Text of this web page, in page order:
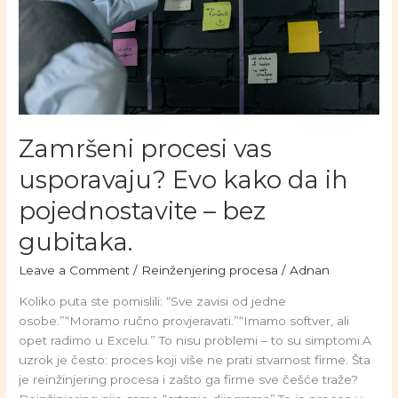
Zamršeni procesi vas
usporavaju? Evo kako da ih
pojednostavite – bez
gubitaka.
Leave a Comment / Reinženjering procesa /Adnan
Koliko puta ste pomislili: “Sve zavisi od jedne
osobe.”“Moramo ručno provjeravati.”“Imamo softver, ali
opet radimo u Excelu.” To nisu problemi – to su simptomi.A
uzrok je često: proces koji više ne prati stvarnost firme. Šta
je reinžinjering procesa i zašto ga firme sve češće traže?